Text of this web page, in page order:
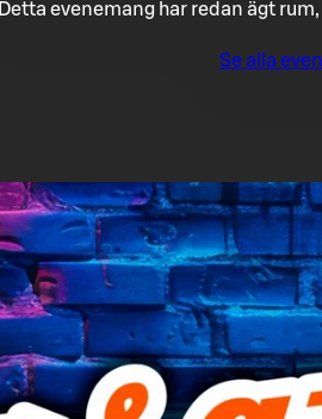
Detta evenemang har redan ägt
Se alla